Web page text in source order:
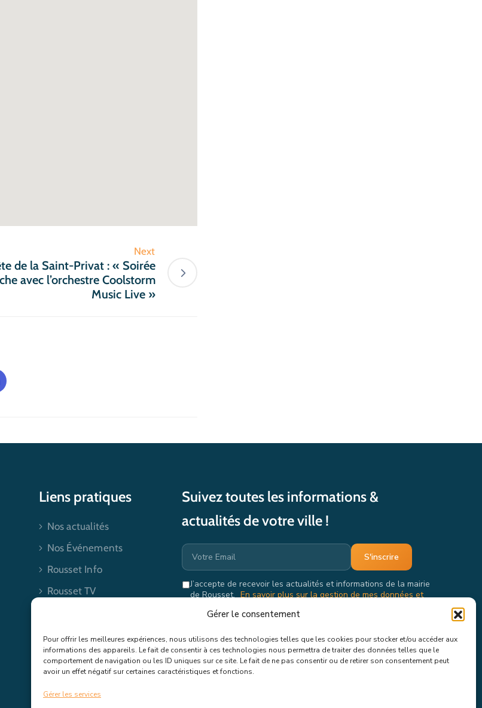
Gérer le consentement
Pour offrir les meilleures expériences, nous utilisons des technologies telles que les cookies pour stocker et/ou accéder aux
informations des appareils. Le fait de consentir à ces technologies nous permettra de traiter des données telles que le
comportement de navigation ou les ID uniques sur ce site. Le fait de ne pas consentir ou de retirer son consentement peut
avoir un effet négatif sur certaines caractéristiques et fonctions.
Gérer les services
Next
de la Saint-Privat : « Soirée
avec l’orchestre Coolstorm
Music Live »
Liens pratiques
Nos actualités
Nos Événements
Rousset Info
Rousset TV
Suivez toutes les informations &
actualités de votre ville !
J’accepte de recevoir les actualités et informations de la mairie
de Rousset. En savoir plus sur la gestion de mes données et